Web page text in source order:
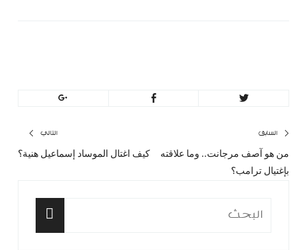
تصفّح
المقالات
السابق
المقال
من هو آصف مرجانت.. وما علاقته
بإغتيال ترامب؟
التالي
كيف اغتال الموساد إسماعيل هنية؟
البحث